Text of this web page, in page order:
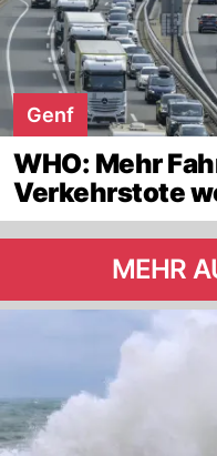
Genf
WHO: Mehr
Verkehrstote
MEHR